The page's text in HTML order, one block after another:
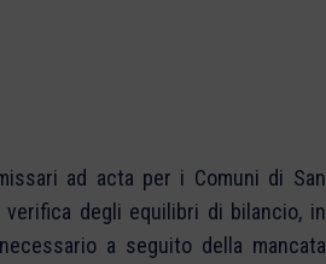
ad acta per i Comuni di San
verifica degli equilibri di bilancio, in
a seguito della mancata